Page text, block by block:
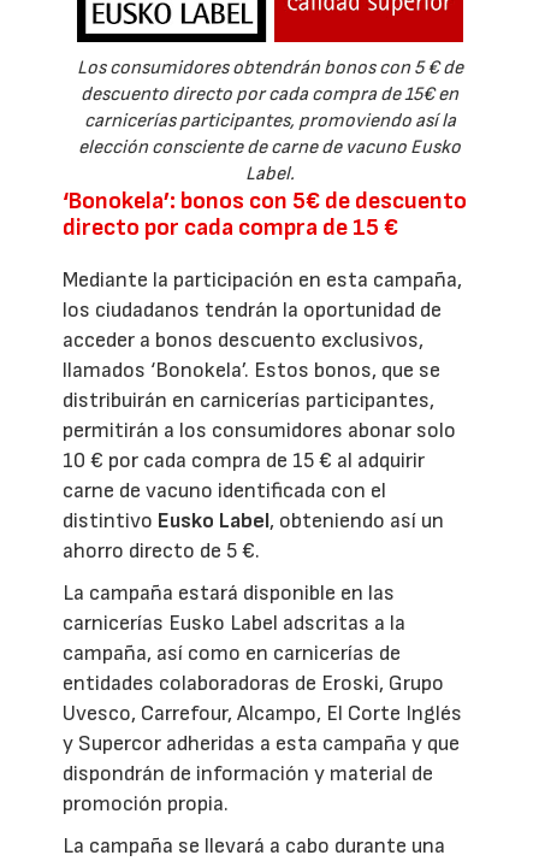
Los consumidores obtendrán bonos con 5 € de
descuento directo por cada compra de 15€ en
carnicerías participantes, promoviendo así la
elección consciente de carne de vacuno Eusko
Label.
‘Bonokela’: bonos con 5€ de descuento
directo por cada compra de 15 €
Mediante la participación en esta campaña,
los ciudadanos tendrán la oportunidad de
acceder a bonos descuento exclusivos,
llamados ‘Bonokela’. Estos bonos, que se
distribuirán en carnicerías participantes,
permitirán a los consumidores abonar solo
10 € por cada compra de 15 € al adquirir
carne de vacuno identificada con el
distintivo Eusko Label, obteniendo así un
ahorro directo de 5 €.
La campaña estará disponible en las
carnicerías Eusko Label adscritas a la
campaña, así como en carnicerías de
entidades colaboradoras de Eroski, Grupo
Uvesco, Carrefour, Alcampo, El Corte Inglés
y Supercor adheridas a esta campaña y que
dispondrán de información y material de
promoción propia.
La campaña se llevará a cabo durante una